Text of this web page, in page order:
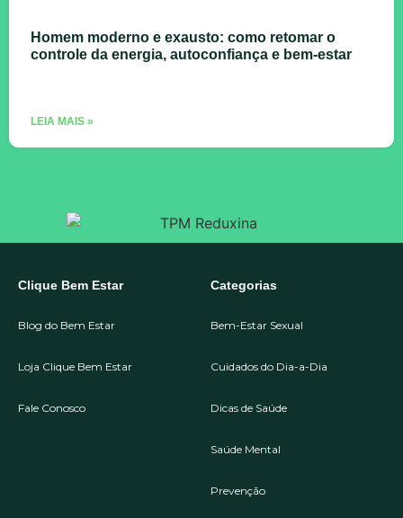
Homem moderno e exausto: como retomar o
controle da energia, autoconfiança e bem-estar
LEIA MAIS »
Clique Bem Estar
Blog do Bem Estar
Loja Clique Bem Estar
Fale Conosco
Categorias
Bem-Estar Sexual
Cuidados do Dia-a-Dia
Dicas de Saúde
Saúde Mental
Prevenção